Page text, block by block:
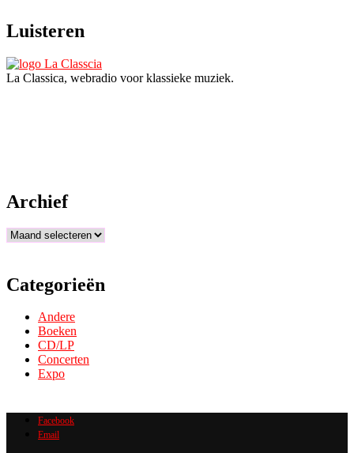
Luisteren
La Classica, webradio voor klassieke muziek.
Archief
Archief
Categorieën
Andere
Boeken
CD/LP
Concerten
Expo
Facebook
Email